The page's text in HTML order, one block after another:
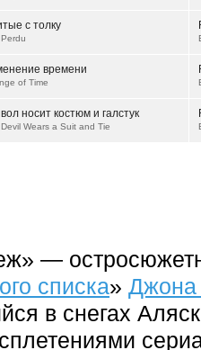
с толку
Perdu
времени
of Time
носит костюм и галстук
Wears a Suit and Tie
—
списка» Джона
в снегах